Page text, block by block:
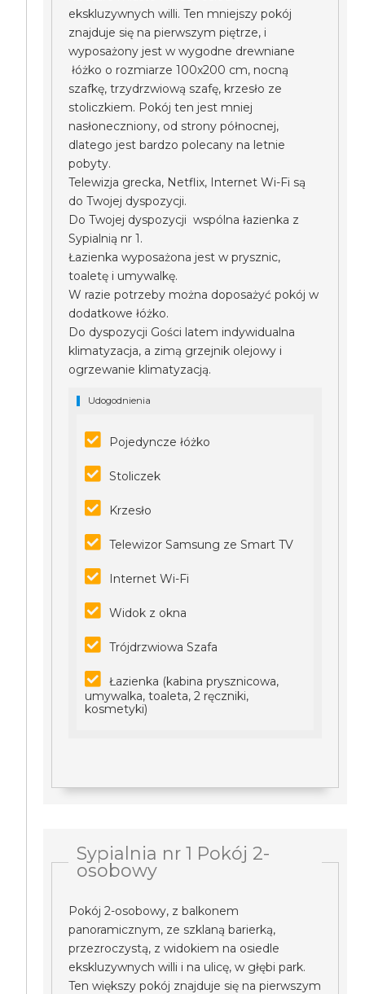
ekskluzywnych willi. Ten mniejszy pokój
znajduje się na pierwszym piętrze, i
wyposażony jest w wygodne drewniane
łóżko o rozmiarze 100x200 cm, nocną
szafkę, trzydrzwiową szafę, krzesło ze
stoliczkiem. Pokój ten jest mniej
nasłoneczniony, od strony północnej,
dlatego jest bardzo polecany na letnie
pobyty.
Telewizja grecka, Netflix, Internet Wi-Fi są
do Twojej dyspozycji.
Do Twojej dyspozycji wspólna łazienka z
Sypialnią nr 1.
Łazienka wyposażona jest w prysznic,
toaletę i umywalkę.
W razie potrzeby można doposażyć pokój w
dodatkowe łóżko.
Do dyspozycji Gości latem indywidualna
klimatyzacja, a zimą grzejnik olejowy i
ogrzewanie klimatyzacją.
Udogodnienia
Pojedyncze łóżko
Stoliczek
Krzesło
Telewizor Samsung ze Smart TV
Internet Wi-Fi
Widok z okna
Trójdrzwiowa Szafa
Łazienka (kabina prysznicowa,
umywalka, toaleta, 2 ręczniki,
kosmetyki)
Sypialnia nr 1 Pokój 2-
osobowy
Pokój 2-osobowy, z balkonem
panoramicznym, ze szklaną barierką,
przezroczystą, z widokiem na osiedle
ekskluzywnych willi i na ulicę, w głębi park.
Ten większy pokój znajduje się na pierwszym